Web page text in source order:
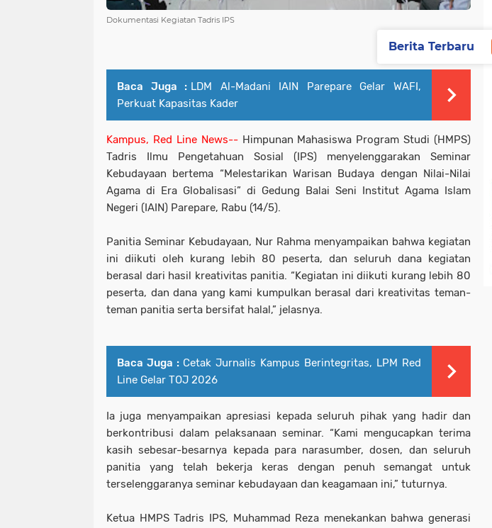
Dokumentasi Kegiatan Tadris IPS
Baca Juga : LDM Al-Madani IAIN Parepare Gelar WAFI,
Perkuat Kapasitas Kader
Kampus, Red Line News-- Himpunan Mahasiswa Program Studi (HMPS)
Tadris Ilmu
Pengetahuan Sosial (IPS) menyelenggarakan Seminar
Kebudayaan bertema “Melestarikan Warisan Budaya dengan Nilai-Nilai
Agama di Era Globalisasi” di Gedung Balai Seni Institut Agama Islam
Negeri (IAIN) Parepare, Rabu (14/5).
Panitia Seminar Kebudayaan, Nur Rahma menyampaikan bahwa kegiatan
ini diikuti oleh kurang lebih 80 peserta, dan seluruh dana kegiatan
berasal dari hasil kreativitas panitia. “Kegiatan ini diikuti kurang lebih 80
peserta, dan dana yang kami kumpulkan berasal dari kreativitas teman-
teman panitia serta bersifat halal,” jelasnya.
Baca Juga : Cetak Jurnalis Kampus Berintegritas, LPM Red
Line Gelar TOJ 2026
Ia juga menyampaikan apresiasi kepada seluruh pihak yang hadir dan
berkontribusi dalam pelaksanaan seminar. “Kami mengucapkan terima
kasih sebesar-besarnya kepada para narasumber, dosen, dan seluruh
panitia yang telah bekerja keras dengan penuh semangat untuk
terselenggaranya seminar kebudayaan dan keagamaan ini,” tuturnya.
Ketua HMPS Tadris IPS, Muhammad Reza menekankan bahwa generasi
Berita Terbaru